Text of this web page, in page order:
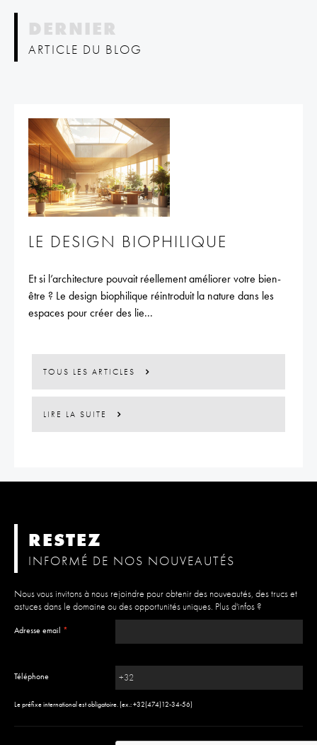
DERNIER
ARTICLE DU BLOG
LE DESIGN BIOPHILIQUE
Et si l’architecture pouvait réellement améliorer votre bien-
être ? Le design biophilique réintroduit la nature dans les
espaces pour créer des lie...
TOUS LES ARTICLES
LIRE LA SUITE
RESTEZ
INFORMÉ DE NOS NOUVEAUTÉS
Nous vous invitons à nous rejoindre pour obtenir des nouveautés, des trucs et
astuces dans le domaine ou des opportunités uniques. Plus d'infos ?
Adresse email *
Téléphone
Le préfixe international est obligatoire. (ex.: +32(474)12-34-56)